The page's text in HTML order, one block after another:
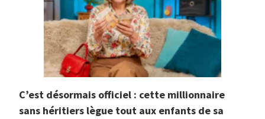
C’est désormais officiel : cette millionnaire
sans héritiers lègue tout aux enfants de sa